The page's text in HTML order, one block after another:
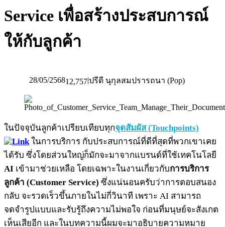
Service เพื่อสร้างประสบการณ์
ให้กับลูกค้า
28/05/256812,757|ปรีดี นุกุลสมปรารถนา (Pop)
ในปัจจุบันลูกค้าเปรียบเทียบทุกจุดสัมผัส (Touchpoints)
ในการบริการ กับประสบการณ์ที่ดีที่สุดที่พวกเขาเคย
ได้รับ ซึ่งโดยส่วนใหญ่ก็มักจะมาจากแบรนด์ที่ใช้เทคโนโลยี
AI เข้ามาช่วยเหลือ โดยเฉพาะในงานเกี่ยวกับการบริการ
ลูกค้า (Customer Service) ซึ่งแน่นอนครับว่าการตอบสนอง
กลับ จะรวดเร็วขึ้นภายในไม่กี่วินาที เพราะ AI สามารถ
จดจำรูปแบบและรับรู้ถึงความไม่พอใจ ก่อนที่มนุษย์จะสังเกต
เห็นเสียอีก และในบทความนี้ผมจะมาอธิบายความหมาย